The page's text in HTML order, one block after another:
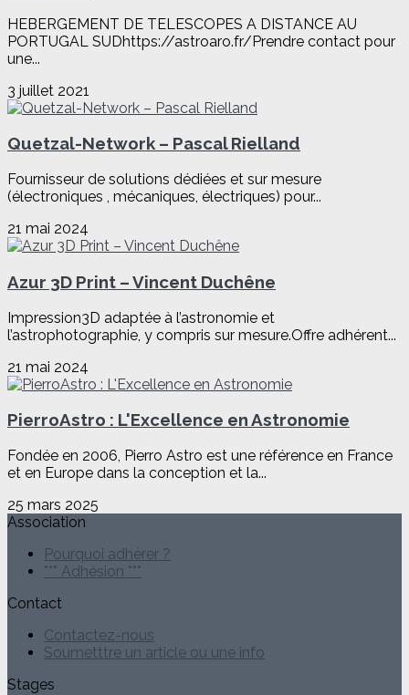
HEBERGEMENT DE TELESCOPES A DISTANCE AU
PORTUGAL SUDhttps://astroaro.fr/Prendre contact pour
une...
3 juillet 2021
Quetzal-Network – Pascal Rielland
Fournisseur de solutions dédiées et sur mesure
(électroniques , mécaniques, électriques) pour...
21 mai 2024
Azur 3D Print – Vincent Duchêne
Impression3D adaptée à l’astronomie et
l’astrophotographie, y compris sur mesure.Offre adhérent...
21 mai 2024
PierroAstro : L'Excellence en Astronomie
Fondée en 2006, Pierro Astro est une référence en France
et en Europe dans la conception et la...
25 mars 2025
Association
Pourquoi adhérer ?
*** Adhésion ***
Contact
Contactez-nous
Soumetttre un article ou une info
Stages